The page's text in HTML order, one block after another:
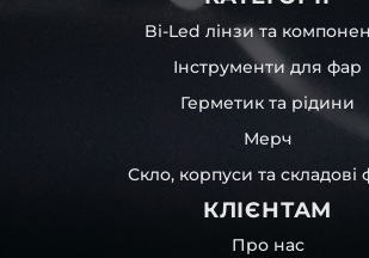
Bi-Led лінзи та
Інструменти для фар
Герметик та рідини
Мерч
Скло, корпуси та складові
КЛІЄНТАМ
Про нас